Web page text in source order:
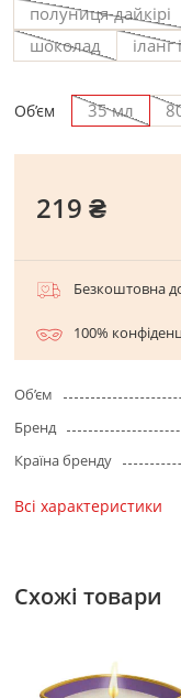
полуниця-дайкірі
шоколад
іланг
Об’єм 35 мл
219 ₴
Безкоштовна
100%
Об’єм
Бренд
Країна бренду
Всі характеристики
Схожі товари